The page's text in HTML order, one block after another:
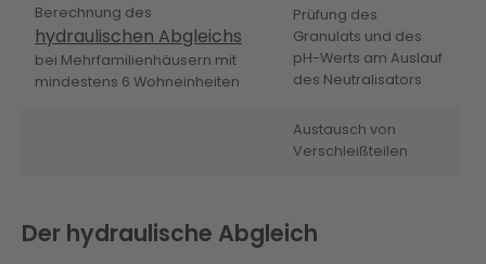
Berechnung des
hydraulischen Abgleichs
bei Mehrfamilienhäusern mit
mindestens 6 Wohneinheiten
Prüfung des
Granulats und des
pH-Werts am Auslauf
des Neutralisators
Austausch von
Verschleißteilen
Der hydraulische Abgleich